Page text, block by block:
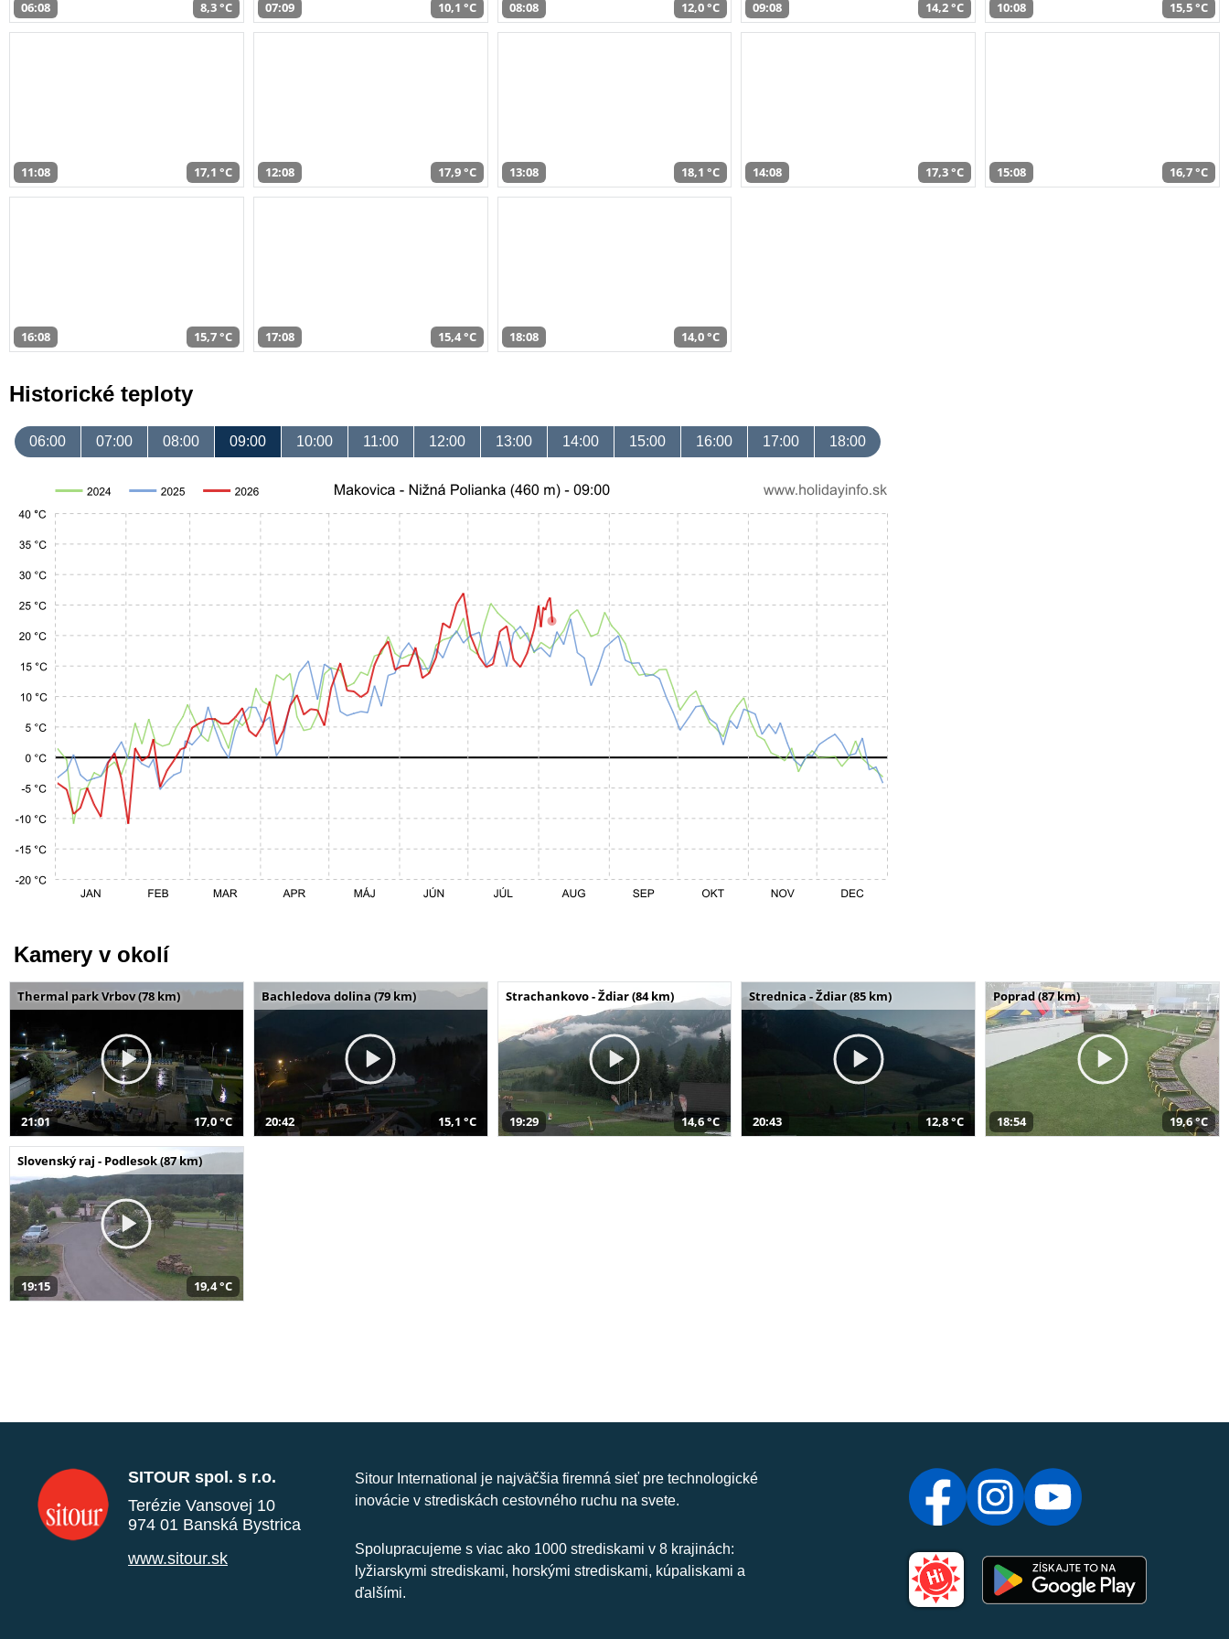
06:08 8,3 °C 07:09 10,1 °C 08:08 12,0 °C 09:08 14,2 °C 10:08 15,5 °C
11:08 17,1 °C 12:08 17,9 °C 13:08 18,1 °C 14:08 17,3 °C 15:08 16,7 °C
16:08 15,7 °C 17:08 15,4 °C 18:08 14,0 °C
Historické teploty
06:00 07:00 08:00 09:00 10:00 11:00 12:00 13:00 14:00 15:00 16:00 17:00 18:00
Kamery v okolí
Thermal park Vrbov (78 km)
21:01 17,0 °C
Bachledova dolina (79 km)
20:42 15,1 °C
Strachankovo - Ždiar (84 km)
19:29 14,6 °C
Strednica - Ždiar (85 km)
20:43 12,8 °C
Poprad (87 km)
18:54 19,6 °C
Slovenský raj - Podlesok (87 km)
19:15 19,4 °C
SITOUR spol. s r.o.
Terézie Vansovej 10
974 01 Banská Bystrica
www.sitour.sk
Sitour International je najväčšia firemná sieť pre technologické
inovácie v strediskách cestovného ruchu na svete.
Spolupracujeme s viac ako 1000 strediskami v 8 krajinách:
lyžiarskymi strediskami, horskými strediskami, kúpaliskami a
ďalšími.